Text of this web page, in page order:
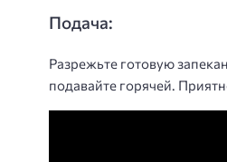
Подача:
Разрежьте готовую
подавайте горячей.